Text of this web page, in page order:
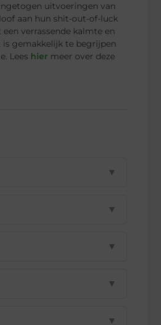
uitvoeringen van
aan hun shit-out-of-luck
verrassende kalmte en
gemakkelijk te begrijpen
Lees hier meer over deze
▼
▼
▼
▼
▼